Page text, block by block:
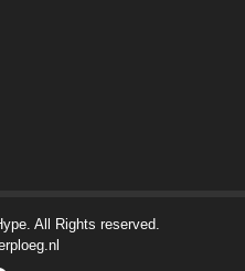
All Rights reserved.